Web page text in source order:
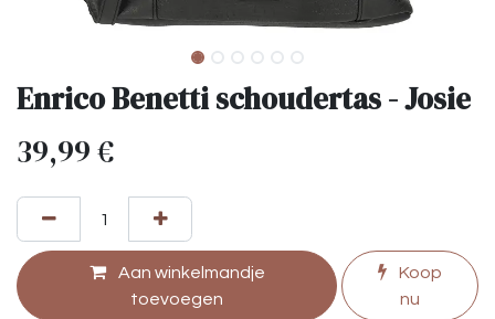
Enrico Benetti schoudertas - Josie
39,99€
Aan winkelmandje
toevoegen
Koop
nu